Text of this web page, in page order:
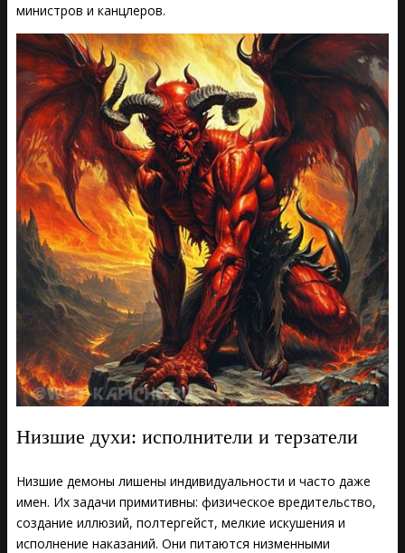
министров и канцлеров.
Низшие духи: исполнители и терзатели
Низшие демоны лишены индивидуальности и часто даже
имен. Их задачи примитивны: физическое вредительство,
создание иллюзий, полтергейст, мелкие искушения и
исполнение наказаний. Они питаются низменными